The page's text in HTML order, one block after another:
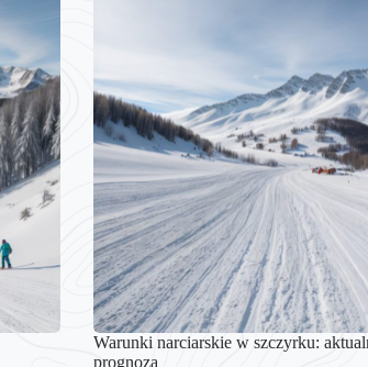
Warunki narciarskie w szczyrku:
prognoza